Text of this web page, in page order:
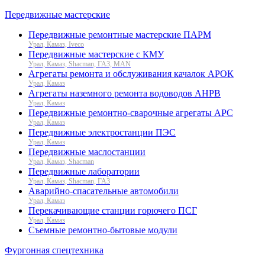
Передвижные мастерские
Передвижные ремонтные мастерские ПАРМ
Урал, Камаз, Iveco
Передвижные мастерские с КМУ
Урал, Камаз, Shacman, ГАЗ, MAN
Агрегаты ремонта и обслуживания качалок АРОК
Урал, Камаз
Агрегаты наземного ремонта водоводов АНРВ
Урал, Камаз
Передвижные ремонтно-сварочные агрегаты АРС
Урал, Камаз
Передвижные электростанции ПЭС
Урал, Камаз
Передвижные маслостанции
Урал, Камаз, Shacman
Передвижные лаборатории
Урал, Камаз, Shacman, ГАЗ
Аварийно-спасательные автомобили
Урал, Камаз
Перекачивающие станции горючего ПСГ
Урал, Камаз
Съемные ремонтно-бытовые модули
Фургонная спецтехника